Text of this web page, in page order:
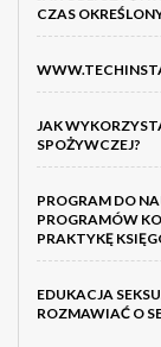
CZAS
JAK
SPOŻYWCZEJ?
PROGRAM DO
PROGRAMÓW
PRAKTYKĘ
EDUKACJA
ROZMAWIAĆ O